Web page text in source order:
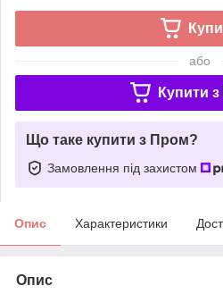
або
Купити з
Що таке купити з Пром?
Замовлення під захистом
Опис Характеристики
Опис